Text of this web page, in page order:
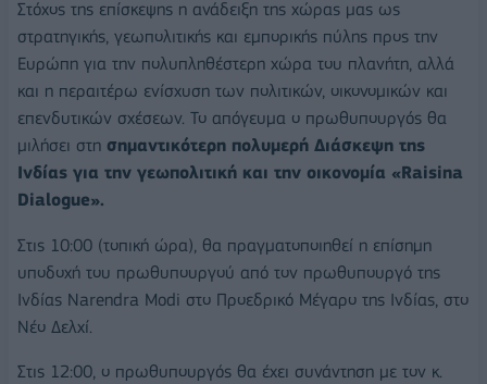
Στόχος της επίσκεψης η ανάδειξη της χώρας μας ως
στρατηγικής, γεωπολιτικής και εμπορικής πύλης προς την
Ευρώπη για την πολυπληθέστερη χώρα του πλανήτη, αλλά
και η περαιτέρω ενίσχυση των πολιτικών, οικονομικών και
επενδυτικών σχέσεων. Το απόγευμα ο πρωθυπουργός θα
μιλήσει στη σημαντικότερη πολυμερή Διάσκεψη της
Ινδίας για την γεωπολιτική και την οικονομία «Raisina
Dialogue».
Στις 10:00 (τοπική ώρα), θα πραγματοποιηθεί η επίσημη
υποδοχή του πρωθυπουργού από τον πρωθυπουργό της
Ινδίας Narendra Modi στο Προεδρικό Μέγαρο της Ινδίας, στο
Νέο Δελχί.
Στις 12:00, ο πρωθυπουργός θα έχει συνάντηση με τον κ.